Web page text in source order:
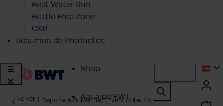
Best Water Run
Bottle Free Zone
CSR
Resumen de Productos
Shop
Agua de BWT
volver Deporte & Ocio BWT Event Collection